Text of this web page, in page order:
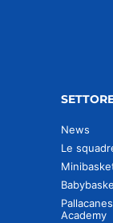
News
Le
Academy